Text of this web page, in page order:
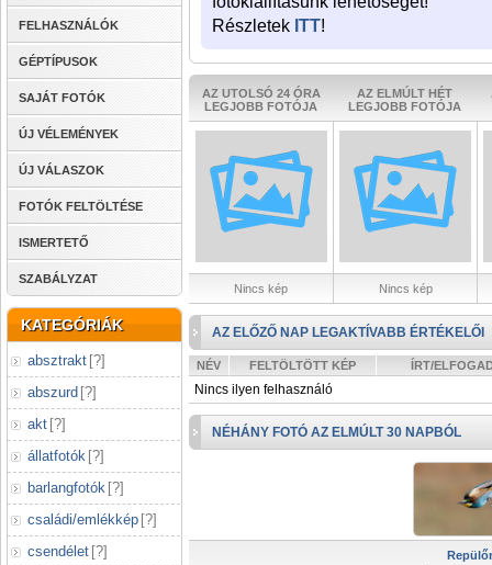
FELHASZNÁLÓK
GÉPTÍPUSOK
SAJÁT FOTÓK
ÚJ VÉLEMÉNYEK
ÚJ VÁLASZOK
FOTÓK FELTÖLTÉSE
ISMERTETŐ
SZABÁLYZAT
KATEGÓRIÁK
absztrakt [?]
abszurd [?]
akt [?]
állatfotók [?]
barlangfotók [?]
családi/emlékkép [?]
csendélet [?]
Részletek ITT!
AZ UTOLSÓ 24 ÓRA
LEGJOBB FOTÓJA
AZ ELMÚLT HÉT
LEGJOBB FOTÓJA
Nincs kép Nincs kép
AZ ELŐZŐ NAP LEGAKTÍVABB ÉRTÉKELŐI
NÉV FELTÖLTÖTT KÉP ÍRT/
Nincs ilyen felhasználó
NÉHÁNY FOTÓ AZ ELMÚLT 30 NAPBÓL